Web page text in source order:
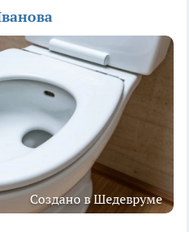
Создано в Шедевруме